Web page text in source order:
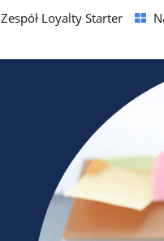
Zespół Loyalty Starter